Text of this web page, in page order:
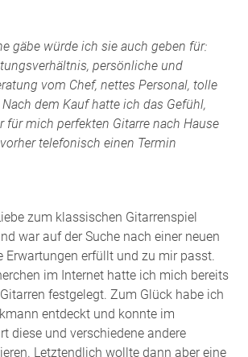
gäbe würde ich sie auch geben für:
persönliche und
vom Chef, nettes Personal, tolle
dem Kauf hatte ich das Gefühl,
für mich perfekten Gitarre nach Hause
telefonisch einen Termin
zum klassischen Gitarrenspiel
war auf der Suche nach einer neuen
Erwartungen erfüllt und zu mir passt.
im Internet hatte ich mich bereits
festgelegt. Zum Glück habe ich
entdeckt und konnte im
diese und verschiedene andere
Letztendlich wollte dann aber eine